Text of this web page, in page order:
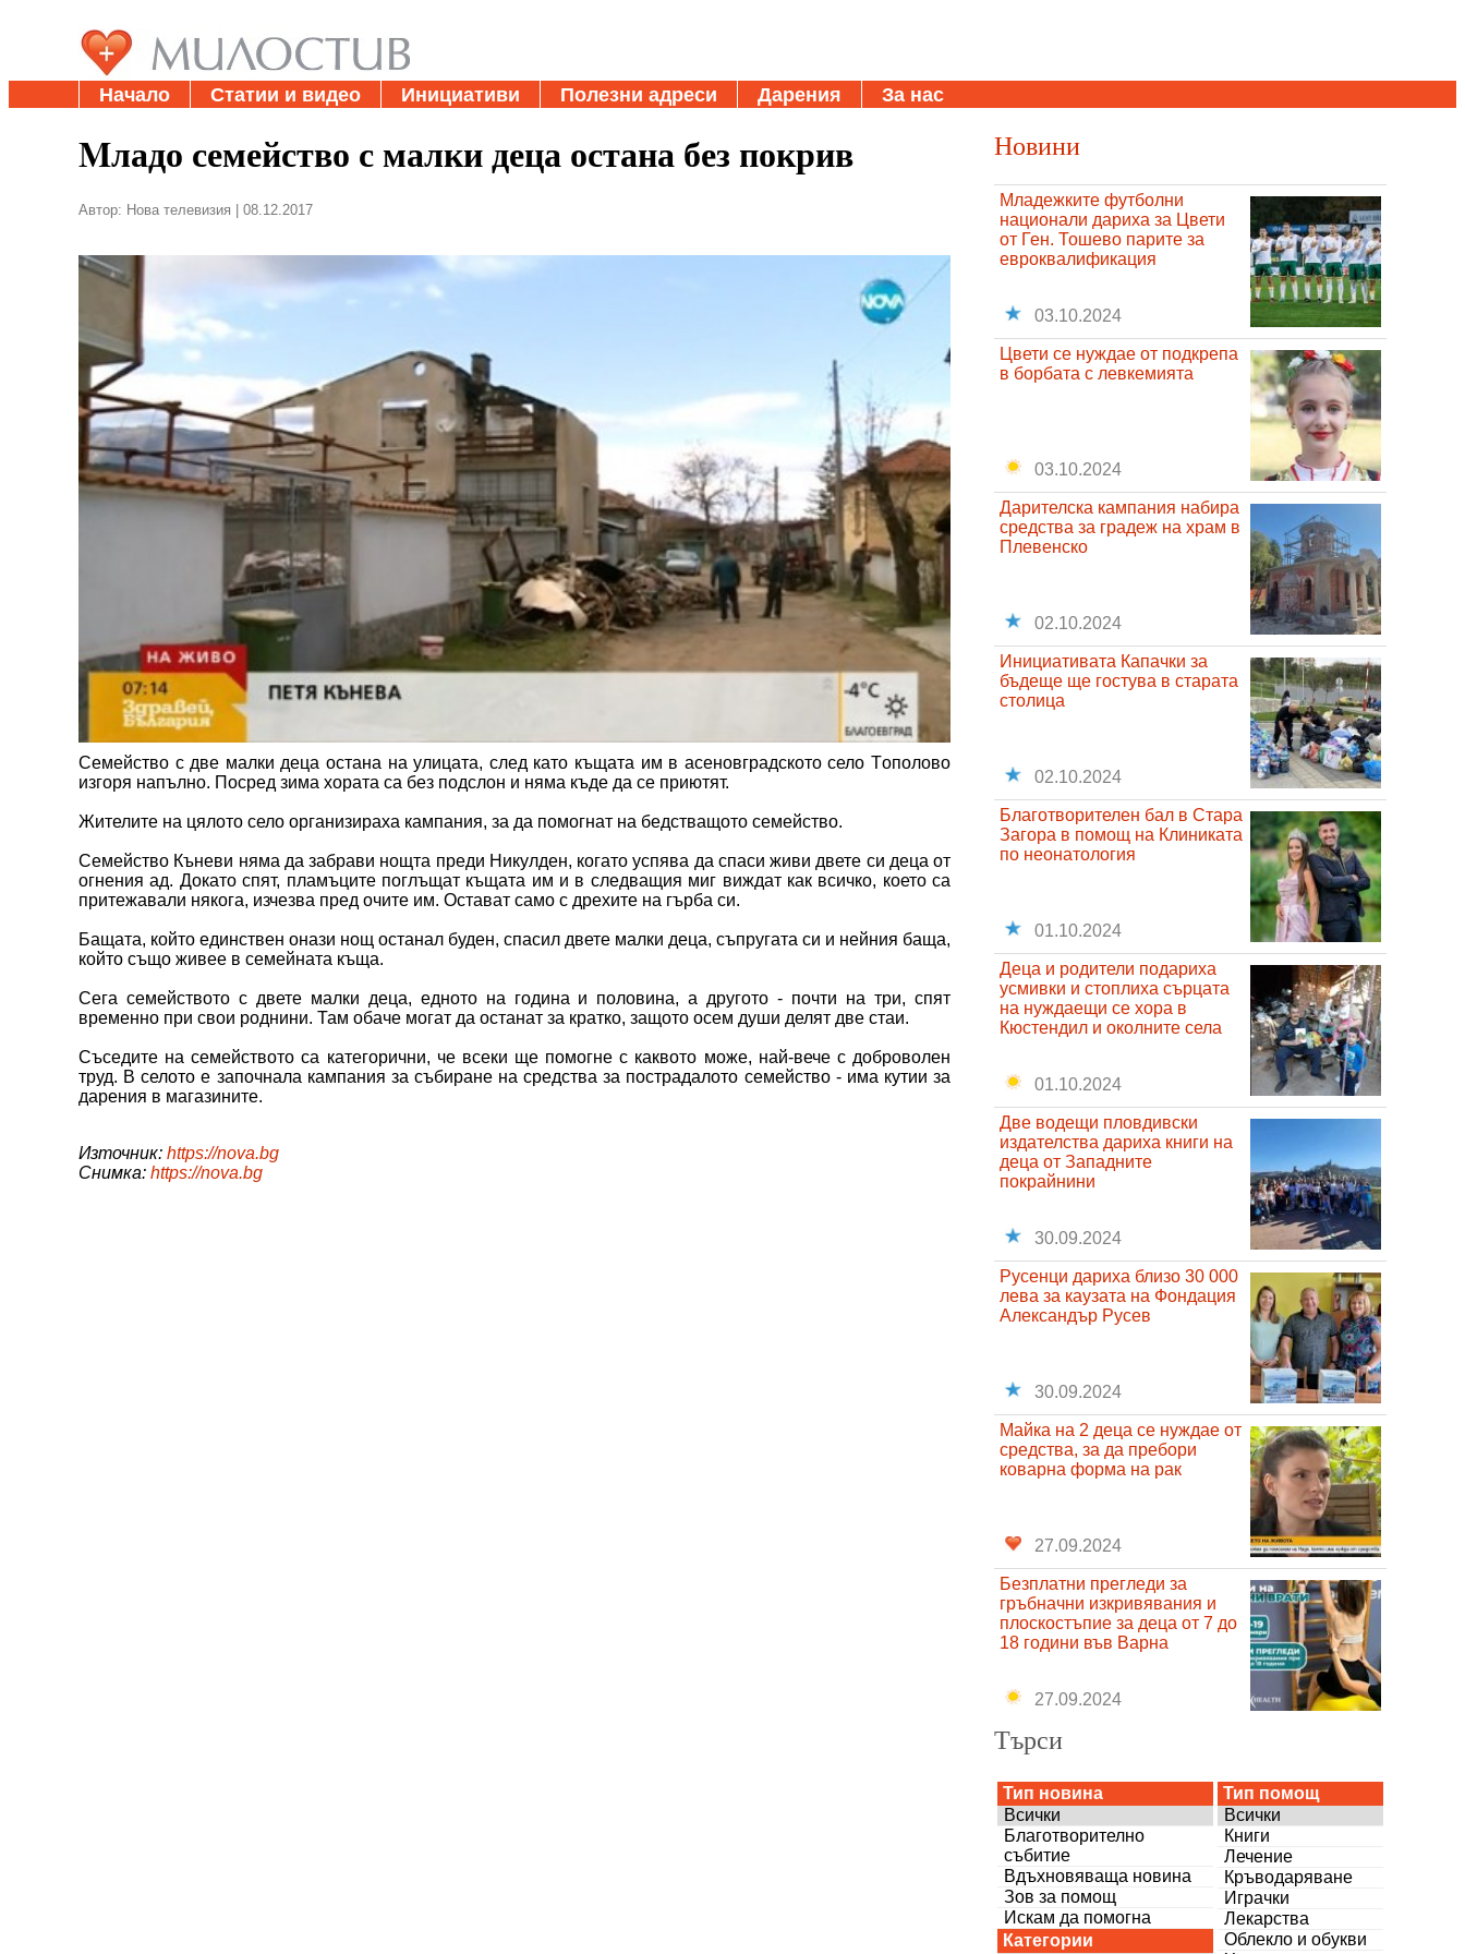
Начало Статии и видео Инициативи Полезни адреси Дарения За нас
Mладо семейство с малки деца остана без покрив
Автор: Нова телевизия | 08.12.2017
Семейство с две малки деца остана на улицата, след като къщата им в асеновградското село Tополово
изгоря напълно. Посред зима хората са без подслон и няма къде да се приютят.
Жителите на цялото село организираха кампания, за да помогнат на бедстващото семейство.
Семейство Къневи няма да забрави нощта преди Никулден, когато успява да спаси живи двете си деца от
огнения ад. Докато спят, пламъците поглъщат къщата им и в следващия миг виждат как всичко, което са
притежавали някога, изчезва пред очите им. Остават само с дрехите на гърба си.
Бащата, който единствен онази нощ останал буден, спасил двете малки деца, съпругата си и нейния баща,
който също живее в семейната къща.
Сега семейството с двете малки деца, едното на година и половина, а другото - почти на три, спят
временно при свои роднини. Там обаче могат да останат за кратко, защото осем души делят две стаи.
Съседите на семейството са категорични, че всеки ще помогне с каквото може, най-вече с доброволен
труд. В селото е започнала кампания за събиране на средства за пострадалото семейство - има кутии за
дарения в магазините.
Източник: https://nova.bg
Снимка: https://nova.bg
Новини
Младежките футболни
национали дариха за Цвети
от Ген. Тошево парите за
евроквалификация
03.10.2024
Цвети се нуждае от подкрепа
в борбата с левкемията
03.10.2024
Дарителска кампания набира
средства за градеж на храм в
Плевенско
02.10.2024
Инициативата Капачки за
бъдеще ще гостува в старата
столица
02.10.2024
Благотворителен бал в Стара
Загора в помощ на Клиниката
по неонатология
01.10.2024
Деца и родители подариха
усмивки и стоплиха сърцата
на нуждаещи се хора в
Кюстендил и околните села
01.10.2024
Две водещи пловдивски
издателства дариха книги на
деца от Западните
покрайнини
30.09.2024
Русенци дариха близо 30 000
лева за каузата на Фондация
Александър Русев
30.09.2024
Майка на 2 деца се нуждае от
средства, за да пребори
коварна форма на рак
27.09.2024
Безплатни прегледи за
гръбначни изкривявания и
плоскостъпие за деца от 7 до
18 години във Варна
27.09.2024
Търси
Тип новина
Всички
Благотворително
събитие
Вдъхновяваща новина
Зов за помощ
Искам да помогна
Категории
Тип помощ
Всички
Книги
Лечение
Кръводаряване
Играчки
Лекарства
Облекло и обукви